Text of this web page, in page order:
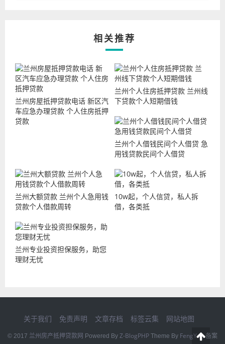
相关推荐
兰州房屋抵押贷款电话 新区汽
车应急办理贷款 个人住房抵押
贷款
兰州个人住房抵押贷款 兰州线
下贷款个人短期借钱
兰州个人借钱民间个人借贷 急
用钱贷款民间个人借贷
兰州大额贷款 兰州个人急用钱
贷款个人借款周转
10w起，个人信贷，私人拆
借，各类抵
兰州专业投资担保服务，助您
理财无忧
关于我们 免责声明 文章存档 标签云集 网站地图
© 2017 兰州房产抵押贷款网 Powered By Z-BlogPHP Theme By FengYan备案